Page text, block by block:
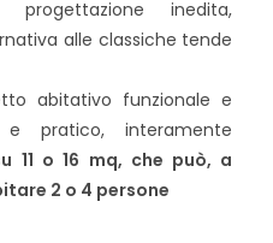
inedita,
alle classiche tende
abitativo funzionale e
e pratico, interamente
11 o 16 mq, che può, a
2 o 4 persone